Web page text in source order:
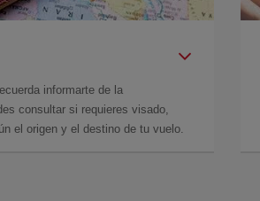
informarte de la
consultar si requieres visado,
el origen y el destino de tu vuelo.